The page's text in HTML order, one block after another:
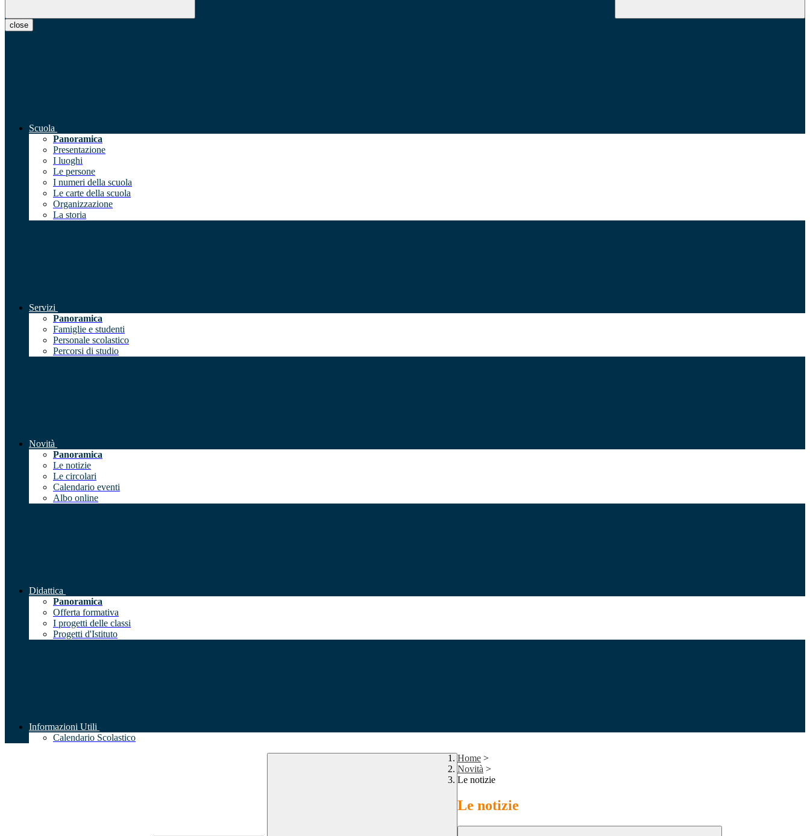
close
Scuola
Panoramica
Presentazione
I luoghi
Le persone
I numeri della scuola
Le carte della scuola
Organizzazione
La storia
Servizi
Panoramica
Famiglie e studenti
Personale scolastico
Percorsi di studio
Novità
Panoramica
Le notizie
Le circolari
Calendario eventi
Albo online
Didattica
Panoramica
Offerta formativa
I progetti delle classi
Progetti d'Istituto
Informazioni Utili
Calendario Scolastico
Home >
Novità >
Le notizie
Le notizie